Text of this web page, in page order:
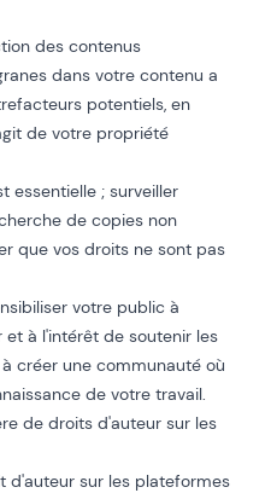
des contenus
dans votre contenu a
potentiels, en
de votre propriété
essentielle ; surveiller
de copies non
que vos droits ne sont pas
votre public à
à l'intérêt de soutenir les
créer une communauté où
de votre travail.
de droits d'auteur sur les
d'auteur sur les plateformes